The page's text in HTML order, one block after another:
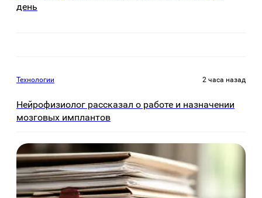
день
Технологии 2 часа назад
Нейрофизиолог рассказал о работе и назначении
мозговых имплантов